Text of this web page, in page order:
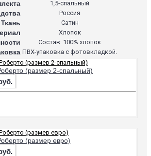
1,5-спальный
Россия
Ткань Сатин
Хлопок
Состав: 100% хлопок
ПВХ-упаковка с фотовкладкой.
(размер 2-спальный)
(размер евро)